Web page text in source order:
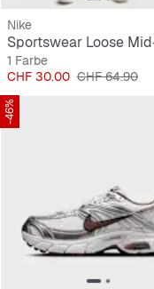
Nike
1 Farbe
Preis
CHF 30.00 Originalpreis
CHF 64.90
-46%